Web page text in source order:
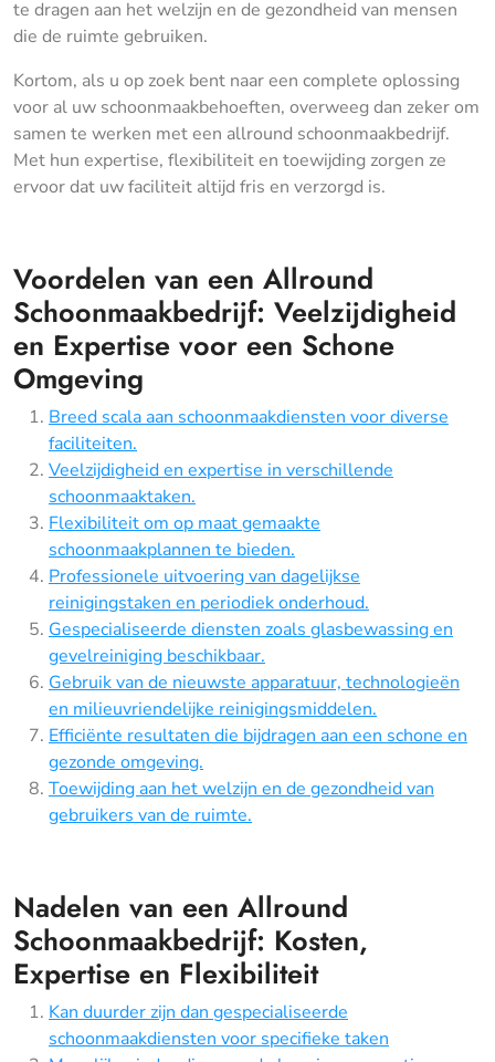
te dragen aan het welzijn en de gezondheid van mensen
die de ruimte gebruiken.
Kortom, als u op zoek bent naar een complete oplossing
voor al uw schoonmaakbehoeften, overweeg dan zeker om
samen te werken met een allround schoonmaakbedrijf.
Met hun expertise, flexibiliteit en toewijding zorgen ze
ervoor dat uw faciliteit altijd fris en verzorgd is.
Voordelen van een Allround
Schoonmaakbedrijf: Veelzijdigheid
en Expertise voor een Schone
Omgeving
Breed scala aan schoonmaakdiensten voor diverse
faciliteiten.
Veelzijdigheid en expertise in verschillende
schoonmaaktaken.
Flexibiliteit om op maat gemaakte
schoonmaakplannen te bieden.
Professionele uitvoering van dagelijkse
reinigingstaken en periodiek onderhoud.
Gespecialiseerde diensten zoals glasbewassing en
gevelreiniging beschikbaar.
Gebruik van de nieuwste apparatuur, technologieën
en milieuvriendelijke reinigingsmiddelen.
Efficiënte resultaten die bijdragen aan een schone en
gezonde omgeving.
Toewijding aan het welzijn en de gezondheid van
gebruikers van de ruimte.
Nadelen van een Allround
Schoonmaakbedrijf: Kosten,
Expertise en Flexibiliteit
Kan duurder zijn dan gespecialiseerde
schoonmaakdiensten voor specifieke taken